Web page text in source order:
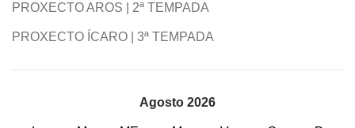
PROXECTO AROS | 2ª TEMPADA
PROXECTO ÍCARO | 3ª TEMPADA
Agosto 2026